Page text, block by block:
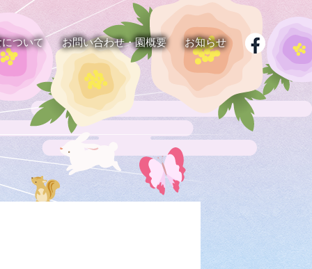
ついて お問い合わせ・園概要 お知らせ
子育て支援
給食紹介
よくある質問
園内行事
大谷園林こども園の取り
遠足
食育